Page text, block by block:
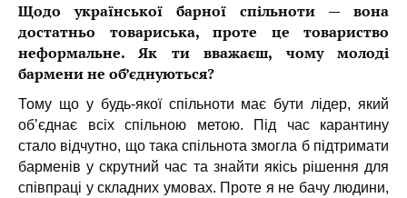
Щодо української барної спільноти — вона
достатньо товариська, проте це товариство
неформальне. Як ти вважаєш, чому молоді
бармени не об’єднуються?
Тому що у будь-якої спільноти має бути лідер, який
об’єднає всіх спільною метою. Під час карантину
стало відчутно, що така спільнота змогла б підтримати
барменів у скрутний час та знайти якісь рішення для
співпраці у складних умовах. Проте я не бачу людини,